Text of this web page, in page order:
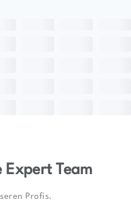
Expert Team
Profis.